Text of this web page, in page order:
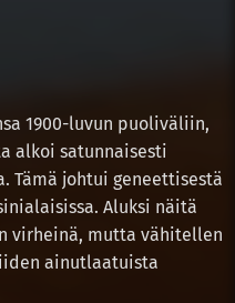
1900-luvun puoliväliin,
alkoi satunnaisesti
Tämä johtui geneettisestä
Aluksi näitä
virheinä, mutta vähitellen
ainutlaatuista